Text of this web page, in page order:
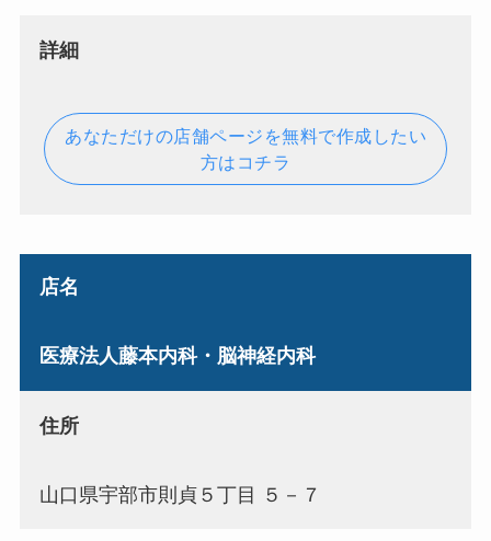
詳細
あなただけの店舗ページを無料で作成したい
方はコチラ
店名
医療法人藤本内科・脳神経内科
住所
山口県宇部市則貞５丁目 ５－７